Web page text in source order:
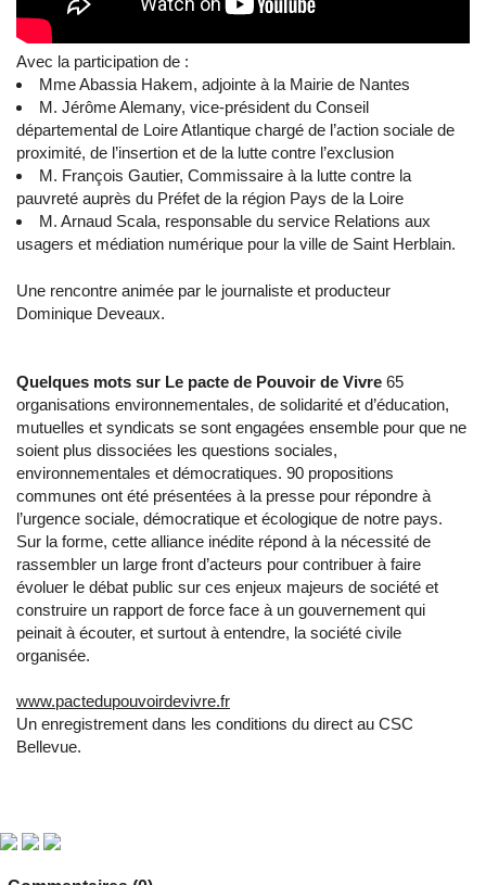
Avec la participation de :
Mme Abassia Hakem, adjointe à la Mairie de Nantes
M. Jérôme Alemany, vice-président du Conseil
départemental de Loire Atlantique chargé de l’action sociale de
proximité, de l’insertion et de la lutte contre l’exclusion
M. François Gautier, Commissaire à la lutte contre la
pauvreté auprès du Préfet de la région Pays de la Loire
M. Arnaud Scala, responsable du service Relations aux
usagers et médiation numérique pour la ville de Saint Herblain.
Une rencontre animée par le journaliste et producteur
Dominique Deveaux.
Quelques mots sur Le pacte de Pouvoir de Vivre 65
organisations environnementales, de solidarité et d’éducation,
mutuelles et syndicats se sont engagées ensemble pour que ne
soient plus dissociées les questions sociales,
environnementales et démocratiques. 90 propositions
communes ont été présentées à la presse pour répondre à
l’urgence sociale, démocratique et écologique de notre pays.
Sur la forme, cette alliance inédite répond à la nécessité de
rassembler un large front d’acteurs pour contribuer à faire
évoluer le débat public sur ces enjeux majeurs de société et
construire un rapport de force face à un gouvernement qui
peinait à écouter, et surtout à entendre, la société civile
organisée.
www.pactedupouvoirdevivre.fr
Un enregistrement dans les conditions du direct au CSC
Bellevue.